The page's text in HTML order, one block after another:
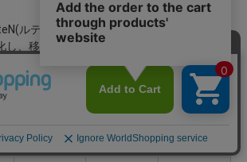
ルテン）は、"生生流転= すべての物は絶
し、移り変わっていくこと。"から名付けら